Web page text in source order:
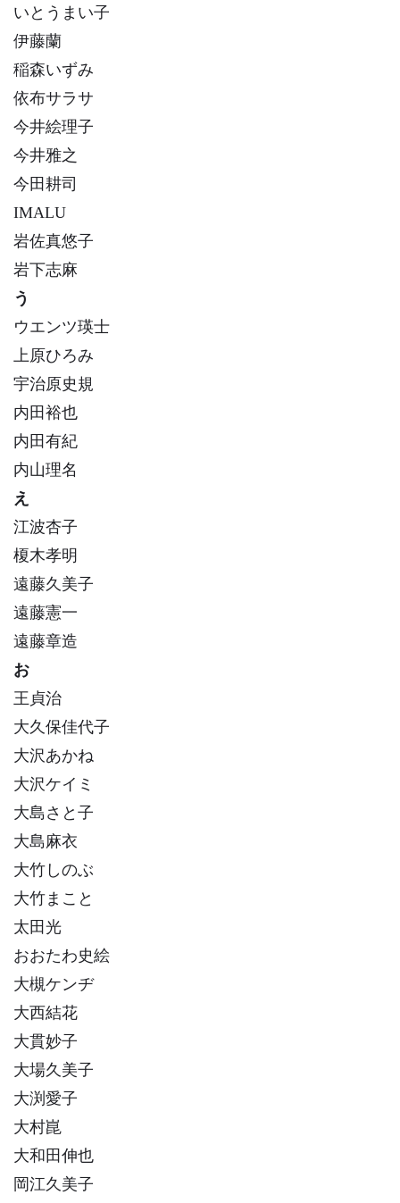
いとうまい子
伊藤蘭
稲森いずみ
依布サラサ
今井絵理子
今井雅之
今田耕司
IMALU
岩佐真悠子
岩下志麻
う
ウエンツ瑛士
上原ひろみ
宇治原史規
内田裕也
内田有紀
内山理名
え
江波杏子
榎木孝明
遠藤久美子
遠藤憲一
遠藤章造
お
王貞治
大久保佳代子
大沢あかね
大沢ケイミ
大島さと子
大島麻衣
大竹しのぶ
大竹まこと
太田光
おおたわ史絵
大槻ケンヂ
大西結花
大貫妙子
大場久美子
大渕愛子
大村崑
大和田伸也
岡江久美子